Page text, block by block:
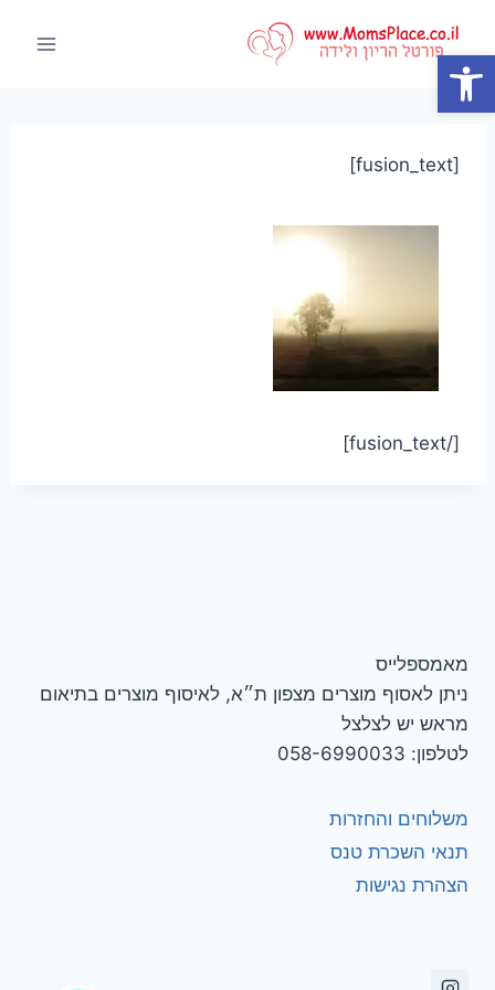
פתח סרגל נגישות
content
[fusion_text]
[/fusion_text]
מאמספלייס
ניתן לאסוף מוצרים מצפון ת״א, לאיסוף מוצרים בתיאום
מראש יש לצלצל
לטלפון: 058-6990033
משלוחים והחזרות
תנאי השכרת טנס
הצהרת נגישות